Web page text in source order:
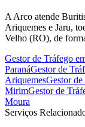
A Arco atende
Ariquemes e Jaru,
Velho (RO), de
Gestor de Tráfego
ParanáGestor de
AriquemesGestor
MirimGestor de
Moura
Serviços